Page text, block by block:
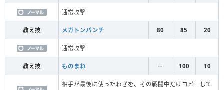
通常攻撃
教え技 メガトンパンチ 80 85 20
通常攻撃
教え技 ものまね － 100 10
相手が最後に使ったわざを、その戦闘中だけコピーして